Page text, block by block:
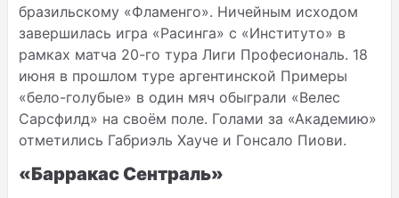
бразильскому «Фламенго». Ничейным исходом
завершилась игра «Расинга» с «Институто» в
рамках матча 20-го тура Лиги Професиональ. 18
июня в прошлом туре аргентинской Примеры
«бело-голубые» в один мяч обыграли «Велес
Сарсфилд» на своём поле. Голами за «Академию»
отметились Габриэль Хауче и Гонсало Пиови.
«Барракас Сентраль»